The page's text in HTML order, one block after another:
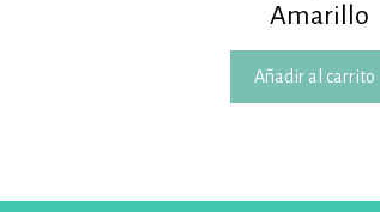
Amarillo
Añadir al carrito